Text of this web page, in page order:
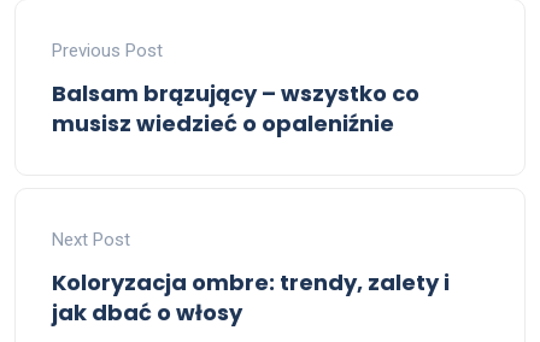
Previous Post
Balsam brązujący – wszystko co
musisz wiedzieć o opaleniźnie
Next Post
Koloryzacja ombre: trendy, zalety i
jak dbać o włosy